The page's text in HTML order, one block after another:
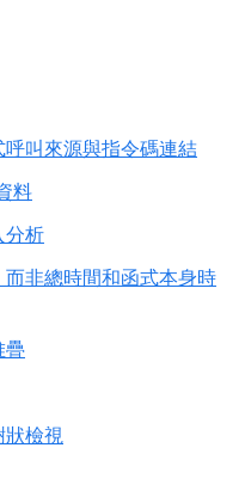
呼叫來源與指令碼連結
料
分析
非總時間和函式本身時
疊
狀檢視